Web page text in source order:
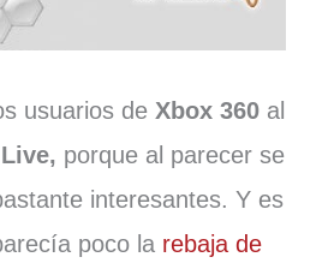
usuarios deXbox 360al
porque al parecer se
interesantes. Y es
poco la rebaja de